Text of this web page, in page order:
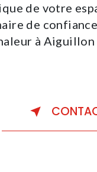
de votre
de
à Aiguillon